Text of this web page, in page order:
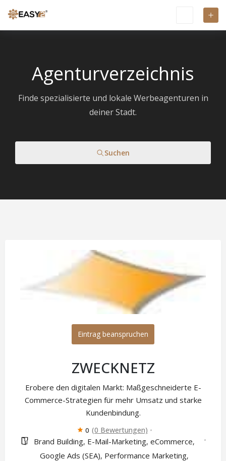
Agenturverzeichnis
Finde spezialisierte und lokale Werbeagenturen in
deiner Stadt.
Suchen
Eintrag beanspruchen
ZWECKNETZ
Erobere den digitalen Markt: Maßgeschneiderte E-
Commerce-Strategien für mehr Umsatz und starke
Kundenbindung.
0 (0 Bewertungen)
Brand Building, E-Mail-Marketing, eCommerce,
Google Ads (SEA), Performance Marketing,